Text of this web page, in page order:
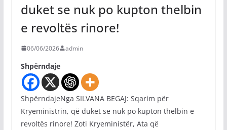
duket se nuk po kupton thelbin
e revoltës rinore!
06/06/2026 admin
Shpërndaje
ShpërndajeNga SILVANA BEGAJ: Sqarim për
Kryeministrin, që duket se nuk po kupton thelbin e
revoltës rinore! Zoti Kryeministër, Ata që